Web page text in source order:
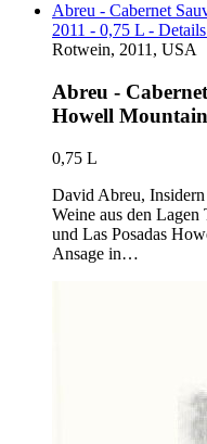
Abreu - Cabernet
2011 - 0,75 L - Details
Rotwein, 2011, USA
Abreu -
Howell Mountain
0,75 L
David Abreu,
Weine aus den
und Las Posadas
Ansage in…